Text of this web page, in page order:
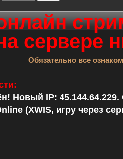
сервере
Обязательно все
Новый IP: 45.144.64.229.
(XWIS, игру через